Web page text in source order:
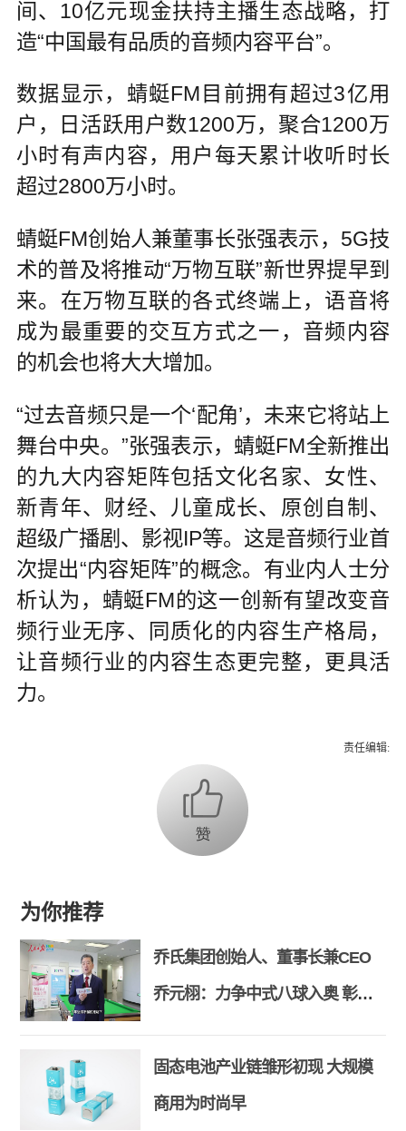
间、10亿元现金扶持主播生态战略，打
造“中国最有品质的音频内容平台”。
数据显示，蜻蜓FM目前拥有超过3亿用
户，日活跃用户数1200万，聚合1200万
小时有声内容，用户每天累计收听时长
超过2800万小时。
蜻蜓FM创始人兼董事长张强表示，5G技
术的普及将推动“万物互联”新世界提早到
来。在万物互联的各式终端上，语音将
成为最重要的交互方式之一，音频内容
的机会也将大大增加。
“过去音频只是一个‘配角’，未来它将站上
舞台中央。”张强表示，蜻蜓FM全新推出
的九大内容矩阵包括文化名家、女性、
新青年、财经、儿童成长、原创自制、
超级广播剧、影视IP等。这是音频行业首
次提出“内容矩阵”的概念。有业内人士分
析认为，蜻蜓FM的这一创新有望改变音
频行业无序、同质化的内容生产格局，
让音频行业的内容生态更完整，更具活
力。
责任编辑:
为你推荐
乔氏集团创始人、董事长兼CEO
乔元栩：力争中式八球入奥 彰显
和合共生精神
固态电池产业链雏形初现 大规模
商用为时尚早